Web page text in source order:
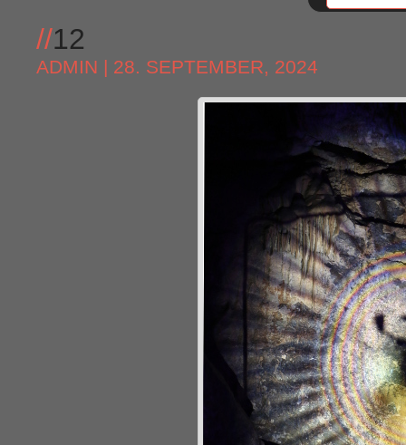
//12
ADMIN | 28. SEPTEMBER, 2024